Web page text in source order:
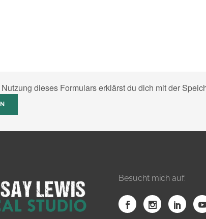
Nutzung dieses Formulars erklärst du dich mit der
Besucht mich auf: